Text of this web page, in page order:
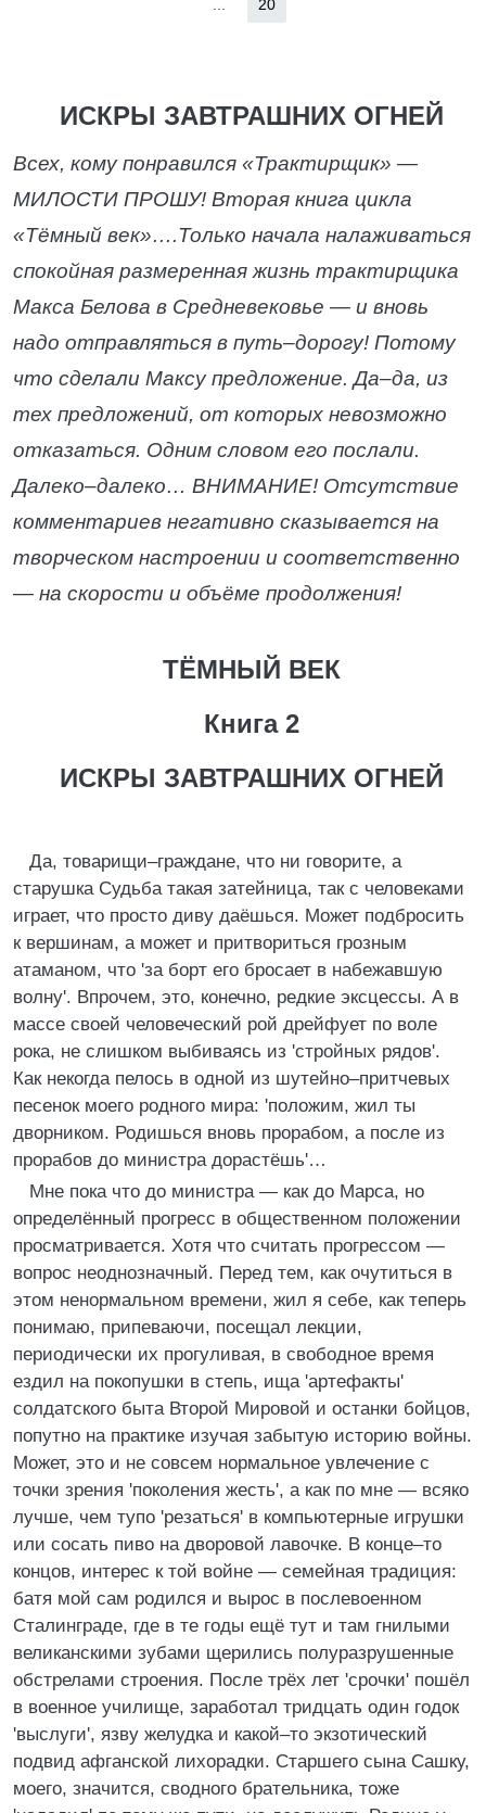
20
ИСКРЫ ЗАВТРАШНИХ ОГНЕЙ
Всех, кому понравился «Трактирщик» —
МИЛОСТИ ПРОШУ! Вторая книга цикла
«Тёмный век»….Только начала налаживаться
спокойная размеренная жизнь трактирщика
Макса Белова в Средневековье — и вновь
надо отправляться в путь–дорогу! Потому
что сделали Максу предложение. Да–да, из
тех предложений, от которых невозможно
отказаться. Одним словом его послали.
Далеко–далеко… ВНИМАНИЕ! Отсутствие
комментариев негативно сказывается на
творческом настроении и соответственно
— на скорости и объёме продолжения!
ТЁМНЫЙ ВЕК
Книга 2
ИСКРЫ ЗАВТРАШНИХ ОГНЕЙ
Да, товарищи–граждане, что ни говорите, а
старушка Судьба такая затейница, так с человеками
играет, что просто диву даёшься. Может подбросить
к вершинам, а может и притвориться грозным
атаманом, что 'за борт его бросает в набежавшую
волну'. Впрочем, это, конечно, редкие эксцессы. А в
массе своей человеческий рой дрейфует по воле
рока, не слишком выбиваясь из 'стройных рядов'.
Как некогда пелось в одной из шутейно–притчевых
песенок моего родного мира: 'положим, жил ты
дворником. Родишься вновь прорабом, а после из
прорабов до министра дорастёшь'…
Мне пока что до министра — как до Марса, но
определённый прогресс в общественном положении
просматривается. Хотя что считать прогрессом —
вопрос неоднозначный. Перед тем, как очутиться в
этом ненормальном времени, жил я себе, как теперь
понимаю, припеваючи, посещал лекции,
периодически их прогуливая, в свободное время
ездил на покопушки в степь, ища 'артефакты'
солдатского быта Второй Мировой и останки бойцов,
попутно на практике изучая забытую историю войны.
Может, это и не совсем нормальное увлечение с
точки зрения 'поколения жесть', а как по мне — всяко
лучше, чем тупо 'резаться' в компьютерные игрушки
или сосать пиво на дворовой лавочке. В конце–то
концов, интерес к той войне — семейная традиция:
батя мой сам родился и вырос в послевоенном
Сталинграде, где в те годы ещё тут и там гнилыми
великанскими зубами щерились полуразрушенные
обстрелами строения. После трёх лет 'срочки' пошёл
в военное училище, заработал тридцать один годок
'выслуги', язву желудка и какой–то экзотический
подвид афганской лихорадки. Старшего сына Сашку,
моего, значится, сводного брательника, тоже